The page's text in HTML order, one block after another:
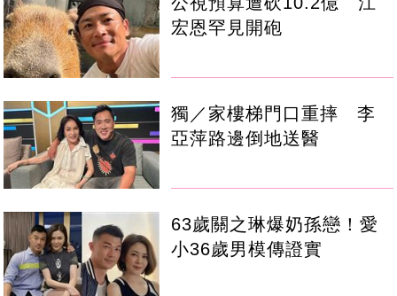
宏恩罕見開砲
獨／家樓梯門口重摔 李
亞萍路邊倒地送醫
63歲關之琳爆奶孫戀！愛
小36歲男模傳證實